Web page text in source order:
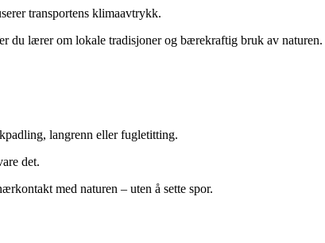
transportens klimaavtrykk.
du lærer om lokale tradisjoner og bærekraftig bruk av naturen.
langrenn eller fugletitting.
det.
med naturen – uten å sette spor.